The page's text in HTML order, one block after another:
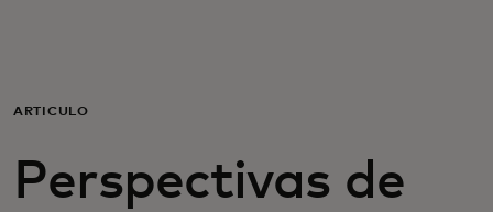
Para empresas
Para el mundo
ARTÍCULO
Perspectivas de